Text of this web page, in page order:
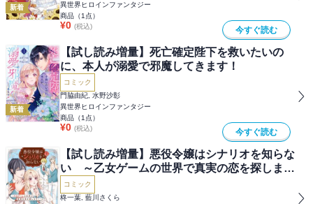
新着
異世界ヒロインファンタジー
商品（1 点）
¥0 (税込) 今すぐ読む
新着
【試し読み増量】死亡確定陛下を救いたいの
に、本人が溺愛で邪魔してきます！
コミック
門脇由紀, 水野沙彰
異世界ヒロインファンタジー
商品（1 点）
¥0 (税込) 今すぐ読む
【試し読み増量】悪役令嬢はシナリオを知らな
い ～乙女ゲームの世界で真実の恋を探しま
す！～
コミック
柊一葉, 藍川さくら